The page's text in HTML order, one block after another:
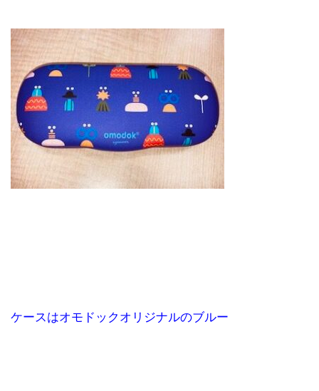
ケースはオモドックオリジナルのブルー